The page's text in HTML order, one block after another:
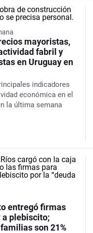
mayoristas,
fabril y
en Uruguay en
indicadores
económica en el
la última semana
entregó firmas
a plebiscito;
son 21%